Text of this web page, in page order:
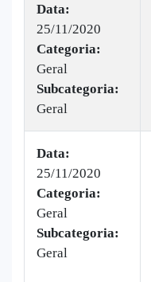
Data:
25/11/2020
Categoria:
Geral
Subcategoria:
Geral
Data:
25/11/2020
Categoria:
Geral
Subcategoria:
Geral